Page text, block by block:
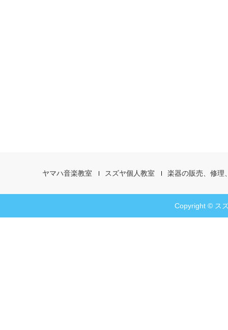
ヤマハ音楽教室 スズヤ個人教室 楽器の販売、修理
Copyright © ス